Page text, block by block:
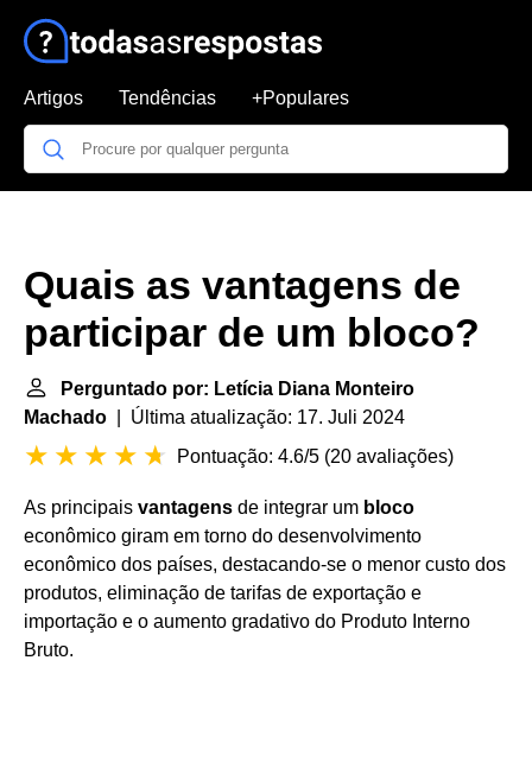
Artigos Tendências +Populares
Quais as vantagens de
participar de um bloco?
Perguntado por: Letícia Diana Monteiro
Machado | Última atualização: 17. Juli 2024
Pontuação: 4.6/5 (20 avaliações)
As principais vantagens de integrar um bloco
econômico giram em torno do desenvolvimento
econômico dos países, destacando-se o menor custo dos
produtos, eliminação de tarifas de exportação e
importação e o aumento gradativo do Produto Interno
Bruto.